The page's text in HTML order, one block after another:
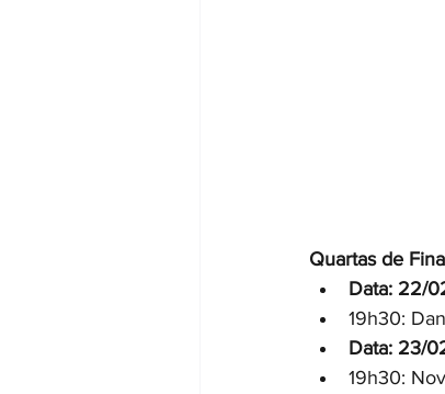
Quartas de
Data: 22/
19h30:
Data: 23/
19h30: